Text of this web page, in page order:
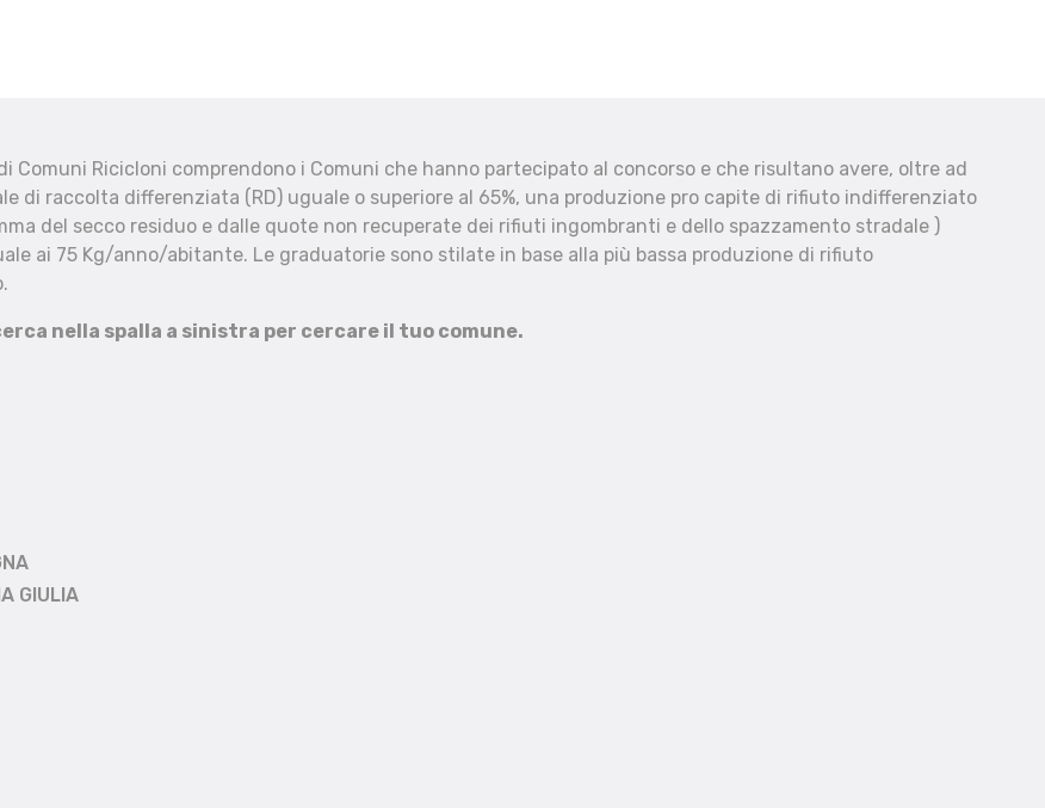
Comuni Ricicloni comprendono i Comuni che hanno partecipato al concorso e che risultano avere, oltre ad
di raccolta differenziata (RD) uguale o superiore al 65%, una produzione pro capite di rifiuto indifferenziato
del secco residuo e dalle quote non recuperate dei rifiuti ingombranti e dello spazzamento stradale )
ai 75 Kg/anno/abitante. Le graduatorie sono stilate in base alla più bassa produzione di rifiuto
nella spalla a sinistra per cercare il tuo comune.
GIULIA